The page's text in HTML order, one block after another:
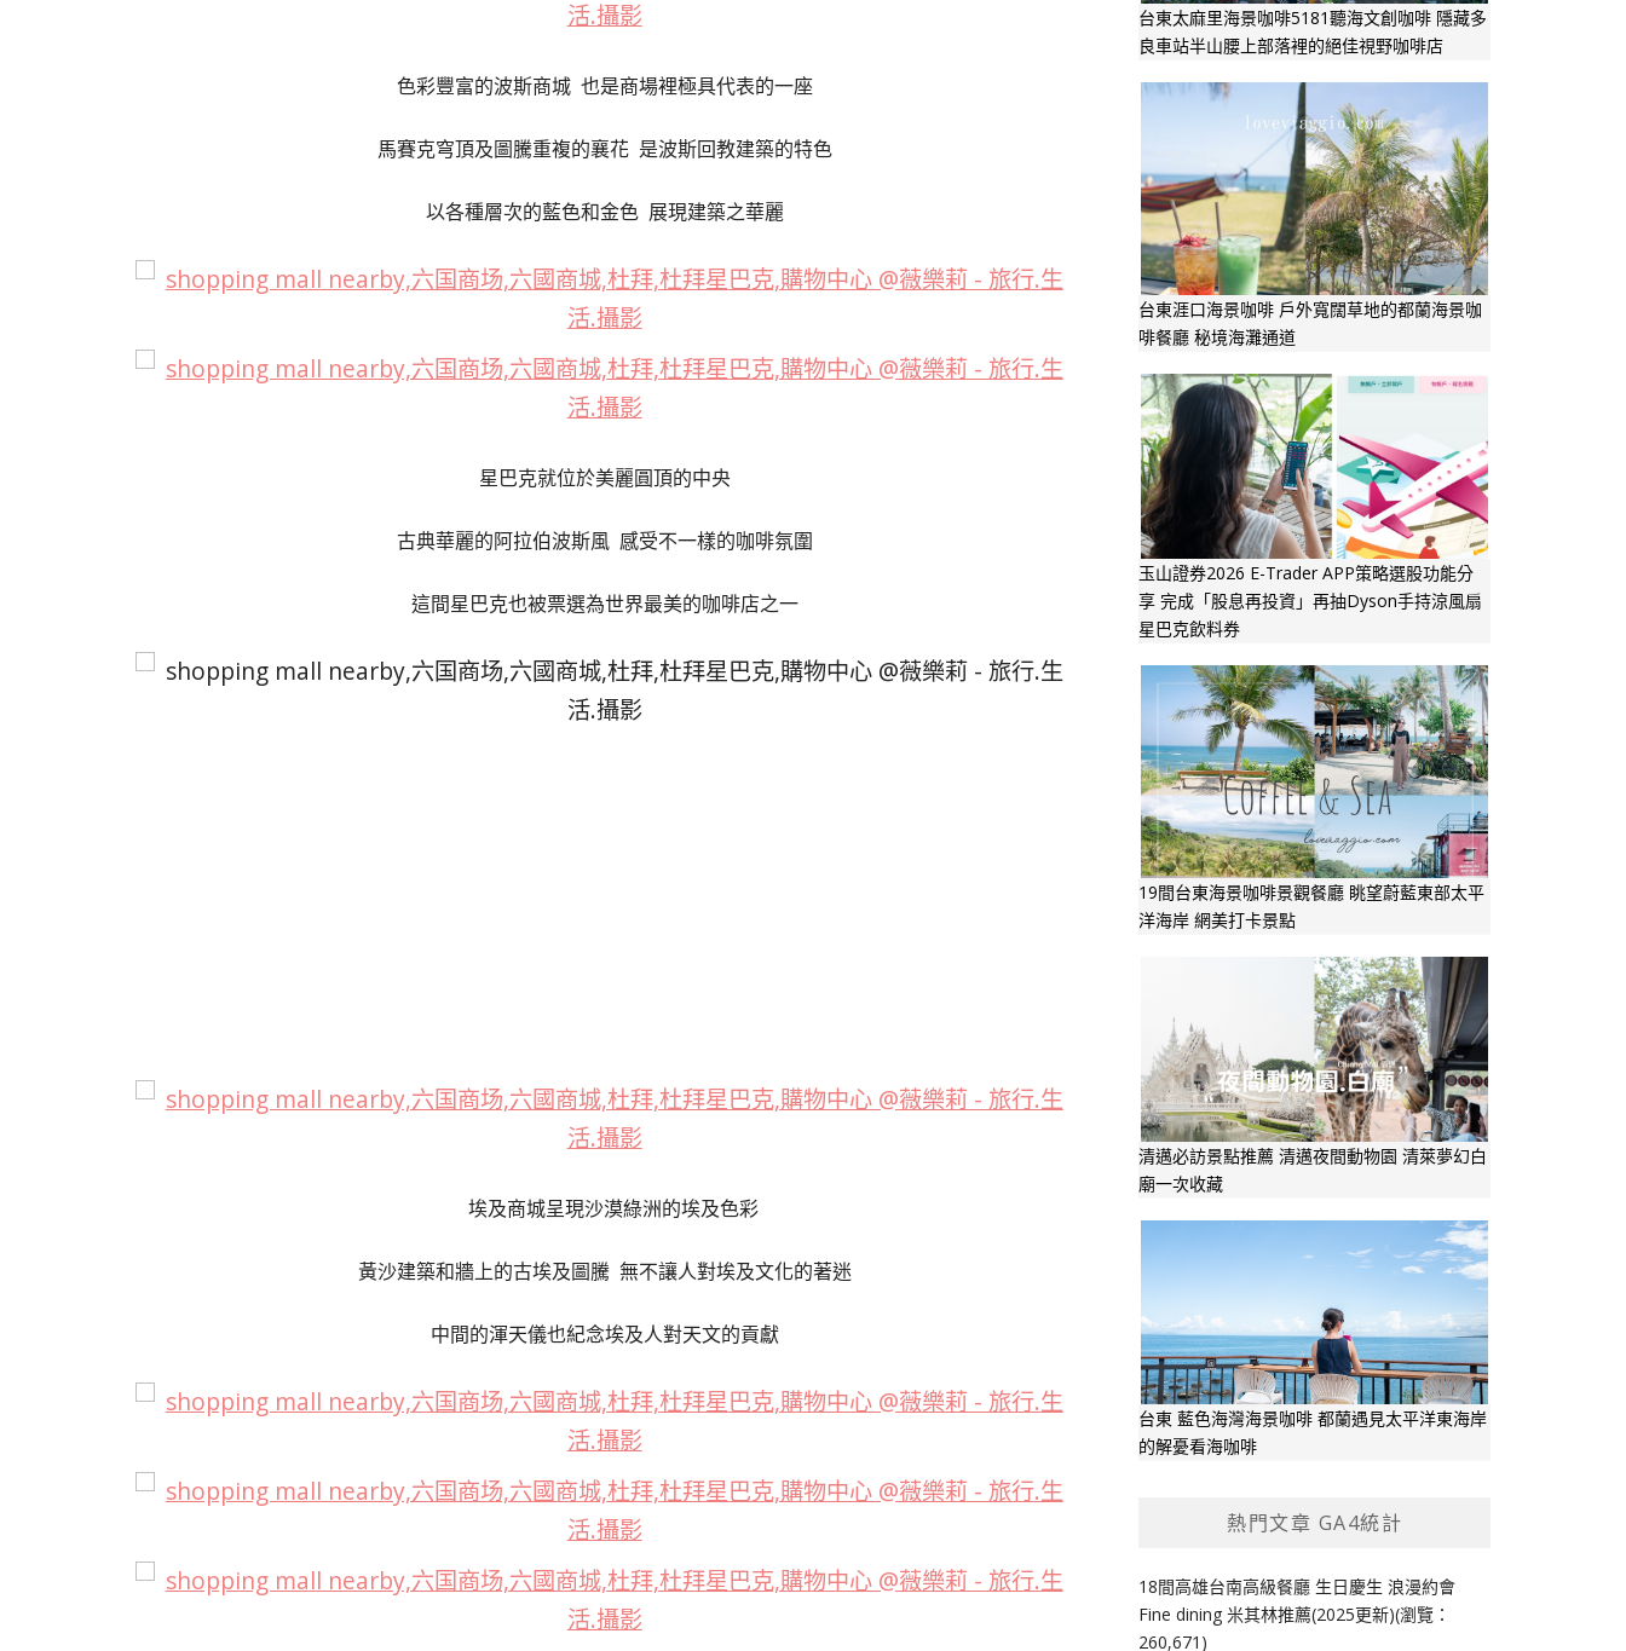
色彩豐富的波斯商城 也是商場裡極具代表的一座
馬賽克穹頂及圖騰重複的襄花 是波斯回教建築的特色
以各種層次的藍色和金色 展現建築之華麗
星巴克就位於美麗圓頂的中央
古典華麗的阿拉伯波斯風 感受不一樣的咖啡氛圍
這間星巴克也被票選為世界最美的咖啡店之一
埃及商城呈現沙漠綠洲的埃及色彩
黃沙建築和牆上的古埃及圖騰 無不讓人對埃及文化的著迷
中間的渾天儀也紀念埃及人對天文的貢獻
台東太麻里海景咖啡5181聽海文創咖啡 隱藏多
良車站半山腰上部落裡的絕佳視野咖啡店
台東涯口海景咖啡 戶外寬闊草地的都蘭海景咖
啡餐廳 秘境海灘通道
玉山證券2026 E-Trader APP策略選股功能分
享 完成「股息再投資」再抽Dyson手持涼風扇
星巴克飲料券
19間台東海景咖啡景觀餐廳 眺望蔚藍東部太平
洋海岸 網美打卡景點
清邁必訪景點推薦 清邁夜間動物園 清萊夢幻白
廟一次收藏
台東 藍色海灣海景咖啡 都蘭遇見太平洋東海岸
的解憂看海咖啡
熱門文章 GA4統計
18間高雄台南高級餐廳 生日慶生 浪漫約會
Fine dining 米其林推薦(2025更新)(瀏覽：
260,671)